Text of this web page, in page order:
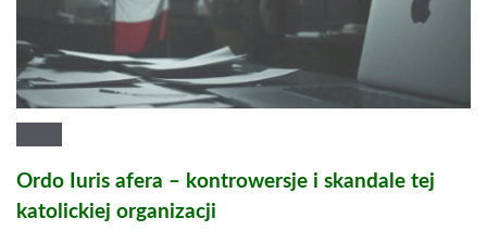
Ordo Iuris afera – kontrowersje i skandale tej
katolickiej organizacji